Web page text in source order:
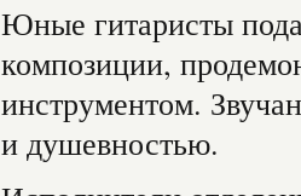
Юные гитаристы
композиции,
инструментом.
и душевностью.